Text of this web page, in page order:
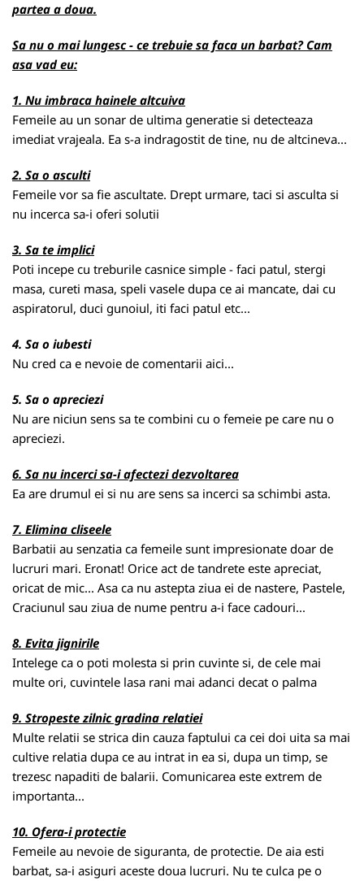
partea a doua.
Sa nu o mai lungesc - ce trebuie sa faca un barbat? Cam
asa vad eu:
1. Nu imbraca hainele altcuiva
Femeile au un sonar de ultima generatie si detecteaza
imediat vrajeala. Ea s-a indragostit de tine, nu de altcineva...
2. Sa o asculti
Femeile vor sa fie ascultate. Drept urmare, taci si asculta si
nu incerca sa-i oferi solutii
3. Sa te implici
Poti incepe cu treburile casnice simple - faci patul, stergi
masa, cureti masa, speli vasele dupa ce ai mancate, dai cu
aspiratorul, duci gunoiul, iti faci patul etc...
4. Sa o iubesti
Nu cred ca e nevoie de comentarii aici...
5. Sa o apreciezi
Nu are niciun sens sa te combini cu o femeie pe care nu o
apreciezi.
6. Sa nu incerci sa-i afectezi dezvoltarea
Ea are drumul ei si nu are sens sa incerci sa schimbi asta.
7. Elimina cliseele
Barbatii au senzatia ca femeile sunt impresionate doar de
lucruri mari. Eronat! Orice act de tandrete este apreciat,
oricat de mic... Asa ca nu astepta ziua ei de nastere, Pastele,
Craciunul sau ziua de nume pentru a-i face cadouri...
8. Evita jignirile
Intelege ca o poti molesta si prin cuvinte si, de cele mai
multe ori, cuvintele lasa rani mai adanci decat o palma
9. Stropeste zilnic gradina relatiei
Multe relatii se strica din cauza faptului ca cei doi uita sa mai
cultive relatia dupa ce au intrat in ea si, dupa un timp, se
trezesc napaditi de balarii. Comunicarea este extrem de
importanta...
10. Ofera-i protectie
Femeile au nevoie de siguranta, de protectie. De aia esti
barbat, sa-i asiguri aceste doua lucruri. Nu te culca pe o